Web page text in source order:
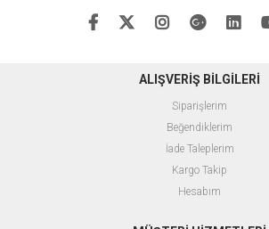
ALIŞVERİŞ BİLGİLERİ
Siparişlerim
Beğendiklerim
İade Taleplerim
Kargo Takip
Hesabım